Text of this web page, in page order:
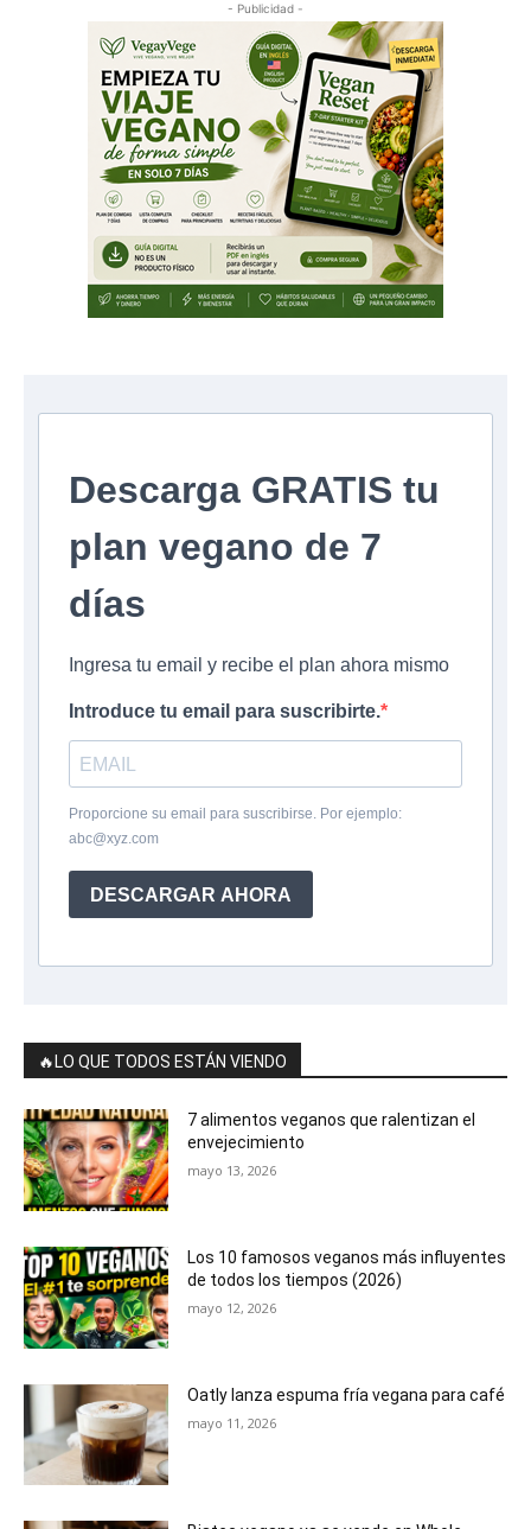
- Publicidad -
Descarga GRATIS tu
plan vegano de 7
días
Ingresa tu email y recibe el plan ahora mismo
Introduce tu email para suscribirte.
Proporcione su email para suscribirse. Por ejemplo:
abc@xyz.com
DESCARGAR AHORA
🔥LO QUE TODOS ESTÁN VIENDO
7 alimentos veganos que ralentizan el
envejecimiento
mayo 13, 2026
Los 10 famosos veganos más influyentes
de todos los tiempos (2026)
mayo 12, 2026
Oatly lanza espuma fría vegana para café
mayo 11, 2026